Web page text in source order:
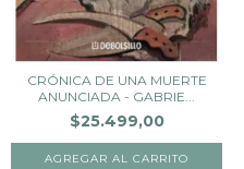
CRÓNICA DE UNA MUERTE
ANUNCIADA - GABRIE...
$25.499,00